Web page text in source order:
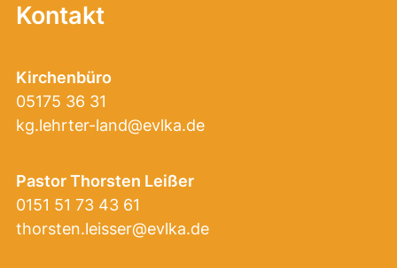
Kontakt
Kirchenbüro
05175 36 31
kg.lehrter-land@evlka.de
Pastor Thorsten Leißer
0151 51 73 43 61
thorsten.leisser@evlka.de